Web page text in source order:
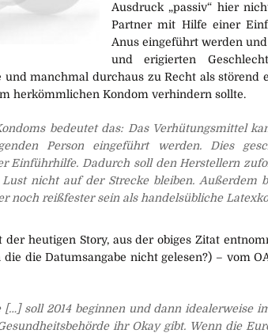
Ausdruck „passiv“ hier
Partner mit Hilfe einer
Anus eingeführt werden
und erigierten
manchmal durchaus zu Recht als störend
herkömmlichen Kondom verhindern sollte.
bedeutet das: Das Verhütungsmittel
Person eingeführt werden. Dies
Einführhilfe. Dadurch soll den Herstellern
nicht auf der Strecke bleiben. Außerdem
noch reißfester sein als handelsübliche
der heutigen Story, aus der obiges Zitat
die Datumsangabe nicht gelesen?) – vom
[…] soll 2014 beginnen und dann idealerweise
ihr Okay gibt. Wenn die